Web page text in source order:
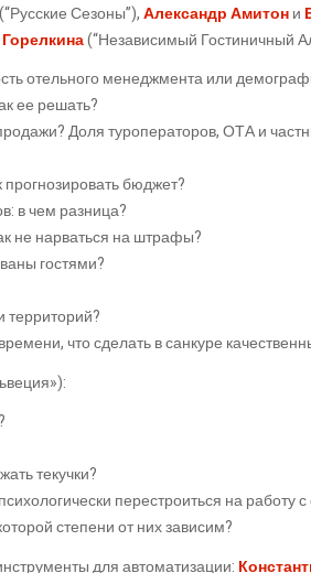
(“Русские Сезоны”),Александр Амитони
(“Независимый Гостиничный
отельного менеджмента или
ее решать?
Доля туроператоров, ОТА и
бюджет?
в чем разница?
не нарваться на штрафы?
гостями?
территорий?
что сделать в санкуре
текучки?
перестроиться на работу
степени от них зависим?
для автоматизации: